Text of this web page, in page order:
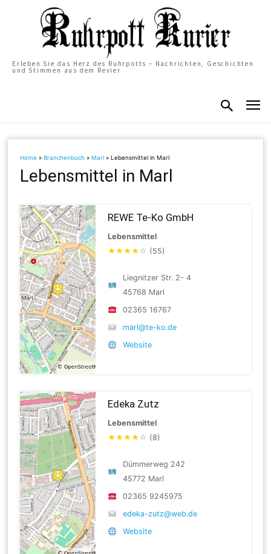
Erleben Sie das Herz des Ruhrpotts – Nachrichten, Geschichten
und Stimmen aus dem Revier
Home »Branchenbuch »Marl »Lebensmittel in Marl
Lebensmittel in Marl
REWE Te-Ko GmbH
Lebensmittel
★★★★ ☆ (55)
Liegnitzer Str. 2- 4
45768 Marl
02365 16767
marl@te-ko.de
Website
Edeka Zutz
Lebensmittel
★★★★ ☆ (8)
Dümmerweg 242
45772 Marl
02365 9245975
edeka-zutz@web.de
Website